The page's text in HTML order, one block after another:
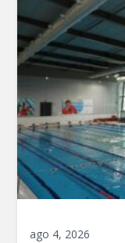
ago 4, 2026